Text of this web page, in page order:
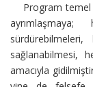
Program temel
sağlanabilmesi,
amacıyla